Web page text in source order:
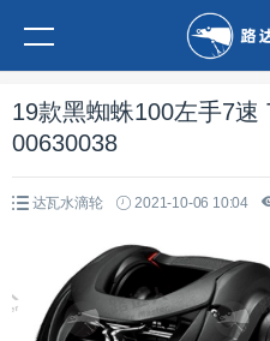
19款黑蜘蛛100左手7速
00630038
达瓦水滴轮 2021-10-06 10:04